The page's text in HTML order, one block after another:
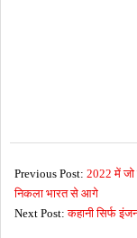
07-
07
Previous Post: 2022 में
निकला भारत से आगे
Next Post:कहानी सिर्फ